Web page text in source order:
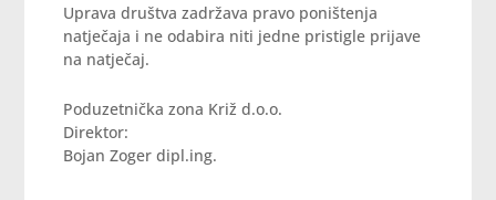
Uprava društva zadržava pravo poništenja
natječaja i ne odabira niti jedne pristigle prijave
na natječaj.
Poduzetnička zona Križ d.o.o.
Direktor:
Bojan Zoger dipl.ing.